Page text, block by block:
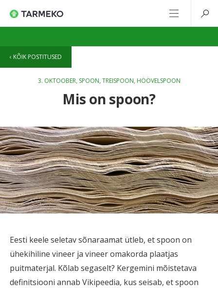
KÕIK POSTITUSED
3. OKTOOBER, SPOON, TREISPOON, HÖÖVELSPOON
Mis on spoon?
Eesti keele seletav sõnaraamat ütleb, et spoon on
ühekihiline vineer ja vineer omakorda plaatjas
puitmaterjal. Kõlab segaselt? Kergemini mõistetava
definitsiooni annab Vikipeedia, kus seisab, et spoon